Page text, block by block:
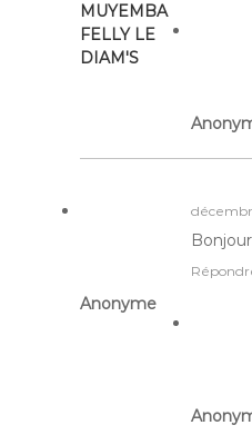
MUYEMBA
FELLY LE
DIAM'S
Anonyme